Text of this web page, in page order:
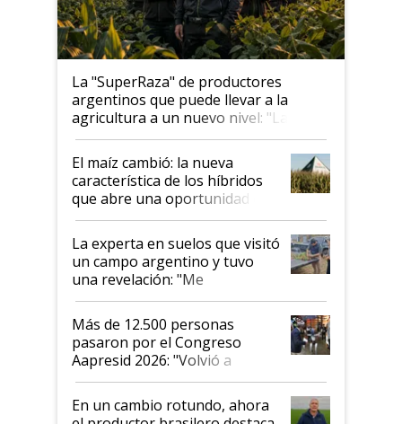
La "SuperRaza" de productores
argentinos que puede llevar a la
agricultura a un nuevo nivel: "Las
posibilidades de crecimiento son
infinitas"
El maíz cambió: la nueva
característica de los híbridos
que abre una oportunidad en
el lote
La experta en suelos que visitó
un campo argentino y tuvo
una revelación: "Me
impresionó mucho"
Más de 12.500 personas
pasaron por el Congreso
Aapresid 2026: "Volvió a
demostrar que hablar del
suelo es hablar de todo el
sistema productivo"
En un cambio rotundo, ahora